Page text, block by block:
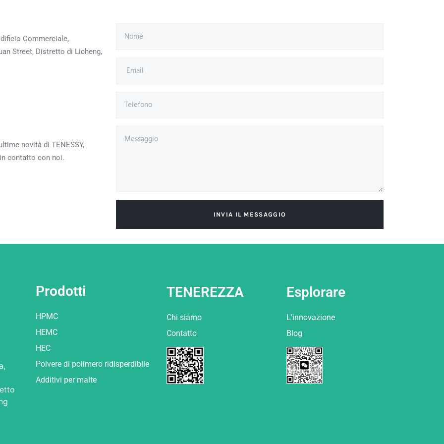
Commerciale,
Street, Distretto di Licheng,
novità di TENESSY,
contatto con noi.
INVIA IL MESSAGGIO
Prodotti
HPMC
HEMC
HEC
Polvere di polimero ridisperdibile
Additivi per malte
TENEREZZA
Chi siamo
Contatto
Esplorare
L'innovazione
Blog